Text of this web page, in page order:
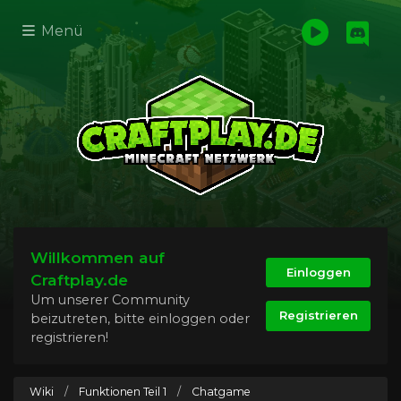
Menü
Willkommen auf
Craftplay.de
Um unserer Community
beizutreten, bitte einloggen oder
registrieren!
Einloggen
Registrieren
Wiki / Funktionen Teil 1 / Chatgame